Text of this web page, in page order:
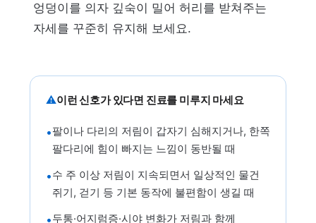
엉덩이를 의자 깊숙이 밀어 허리를 받쳐주는
자세를 꾸준히 유지해 보세요.
⚠이런 신호가 있다면 진료를 미루지 마세요
•팔이나 다리의 저림이 갑자기 심해지거나, 한쪽
팔다리에 힘이 빠지는 느낌이 동반될 때
•수 주 이상 저림이 지속되면서 일상적인 물건
쥐기, 걷기 등 기본 동작에 불편함이 생길 때
•두통·어지럼증·시야 변화가 저림과 함께